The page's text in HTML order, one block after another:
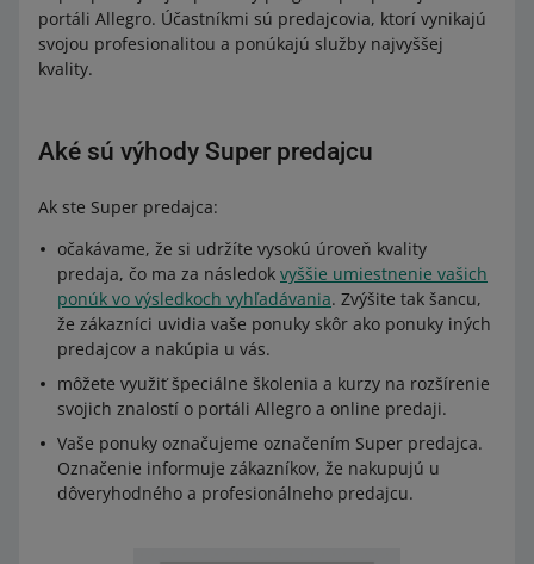
portáli Allegro. Účastníkmi sú predajcovia, ktorí vynikajú
svojou profesionalitou a ponúkajú služby najvyššej
kvality.
Aké sú výhody Super predajcu
Ak ste Super predajca:
očakávame, že si udržíte vysokú úroveň kvality
predaja, čo ma za následok vyššie umiestnenie vašich
ponúk vo výsledkoch vyhľadávania. Zvýšite tak šancu,
že zákazníci uvidia vaše ponuky skôr ako ponuky iných
predajcov a nakúpia u vás.
môžete využiť špeciálne školenia a kurzy na rozšírenie
svojich znalostí o portáli Allegro a online predaji.
Vaše ponuky označujeme označením Super predajca.
Označenie informuje zákazníkov, že nakupujú u
dôveryhodného a profesionálneho predajcu.